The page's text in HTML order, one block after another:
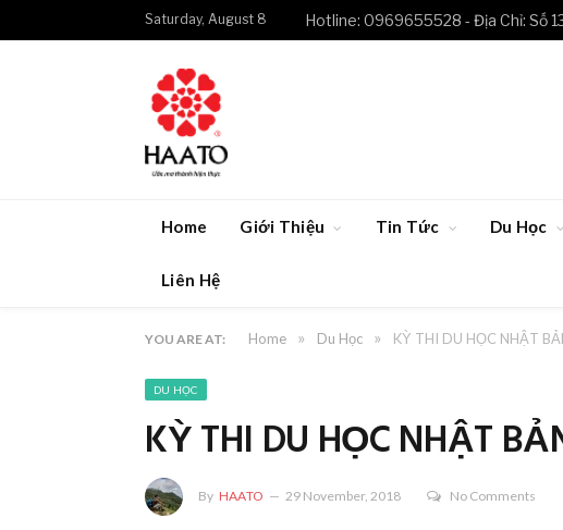
Saturday, August 8 Hotline: 0969655528 - Địa Chỉ: Số
Home Giới Thiệu Tin Tức Du Học
Liên Hệ
YOU ARE AT: Home » Du Học » KỲ THI DU HỌC NHẬT
DU HỌC
KỲ THI DU HỌC NHẬT
By HAATO 29 November, 2018 No Comments